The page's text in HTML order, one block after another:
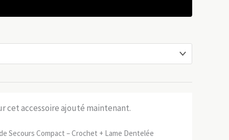
cet accessoire ajouté maintenant.
Secours Compact – Crochet + Lame Dentelée